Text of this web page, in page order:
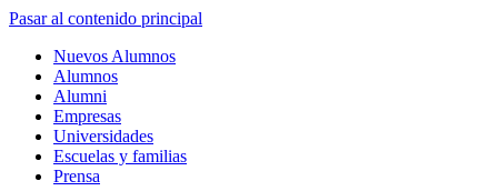
Pasar al contenido principal
Nuevos Alumnos
Alumnos
Alumni
Empresas
Universidades
Escuelas y familias
Prensa